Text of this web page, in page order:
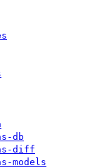
db
diff
models